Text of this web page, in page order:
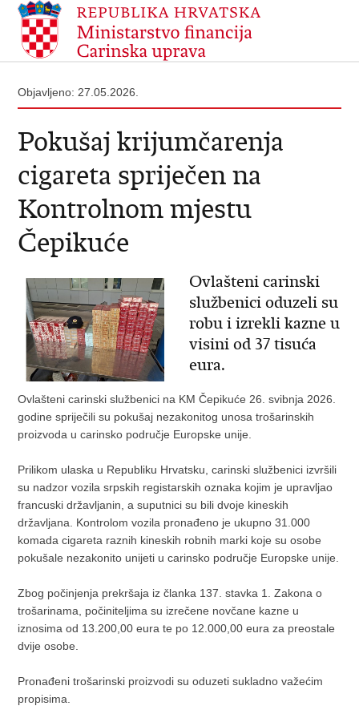
Objavljeno: 27.05.2026.
Pokušaj krijumčarenja
cigareta spriječen na
Kontrolnom mjestu
Čepikuće
Ovlašteni carinski
službenici oduzeli su
robu i izrekli kazne u
visini od 37 tisuća
eura.
Ovlašteni carinski službenici na KM Čepikuće 26. svibnja 2026.
godine spriječili su pokušaj nezakonitog unosa trošarinskih
proizvoda u carinsko područje Europske unije.
Prilikom ulaska u Republiku Hrvatsku, carinski službenici izvršili
su nadzor vozila srpskih registarskih oznaka kojim je upravljao
francuski državljanin, a suputnici su bili dvoje kineskih
državljana. Kontrolom vozila pronađeno je ukupno 31.000
komada cigareta raznih kineskih robnih marki koje su osobe
pokušale nezakonito unijeti u carinsko područje Europske unije.
Zbog počinjenja prekršaja iz članka 137. stavka 1. Zakona o
trošarinama, počiniteljima su izrečene novčane kazne u
iznosima od 13.200,00 eura te po 12.000,00 eura za preostale
dvije osobe.
Pronađeni trošarinski proizvodi su oduzeti sukladno važećim
propisima.